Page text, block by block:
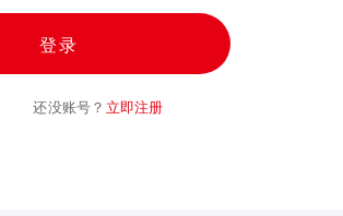
登录
还没账号？ 立即注册